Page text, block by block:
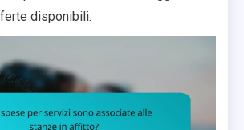
disponibili.